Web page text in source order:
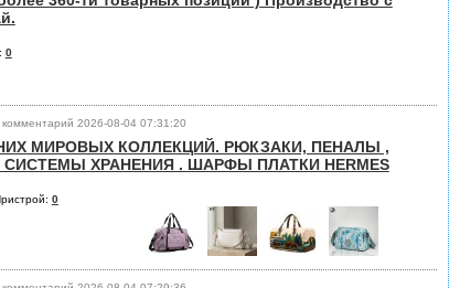
0
2026-08-04 07:31:20
МИРОВЫХ КОЛЛЕКЦИЙ. РЮКЗАКИ, ПЕНАЛЫ ,
ХРАНЕНИЯ . ШАРФЫ ПЛАТКИ HERMES
0